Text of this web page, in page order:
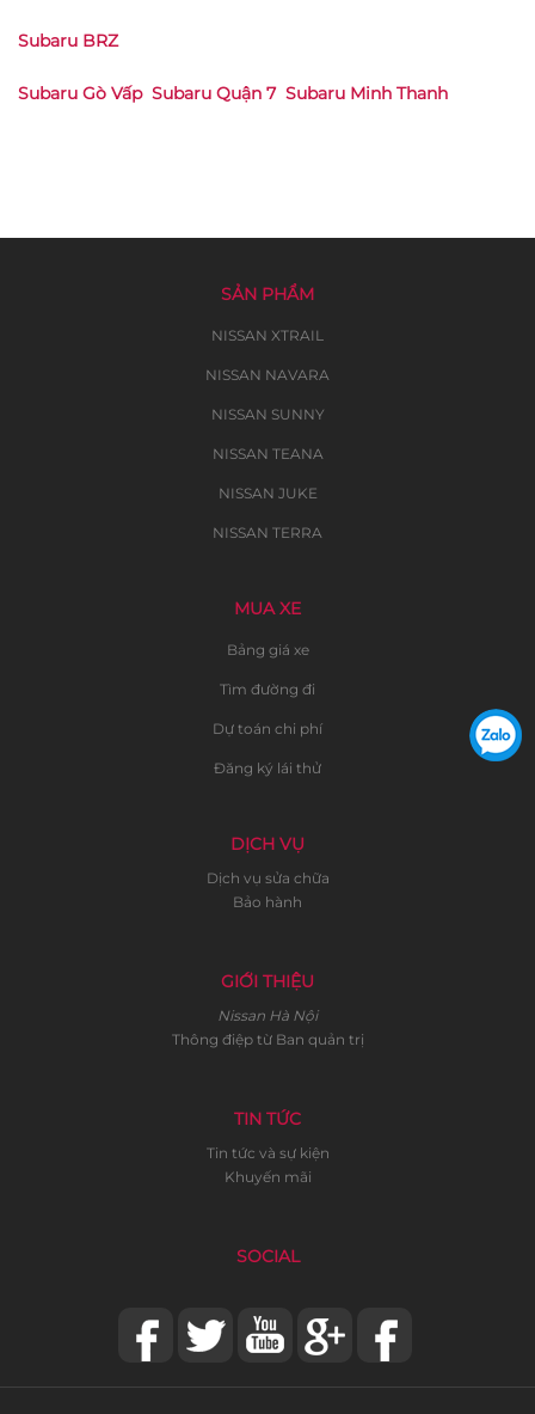
Subaru BRZ
Subaru Gò Vấp Subaru Quận 7 Subaru Minh Thanh
SẢN PHẨM
NISSAN XTRAIL
NISSAN NAVARA
NISSAN SUNNY
NISSAN TEANA
NISSAN JUKE
NISSAN TERRA
MUA XE
Bảng giá xe
Tìm đường đi
Dự toán chi phí
Đăng ký lái thử
DỊCH VỤ
Dịch vụ sửa chữa
Bảo hành
GIỚI THIỆU
Nissan Hà Nội
Thông điệp từ Ban quản trị
TIN TỨC
Tin tức và sự kiện
Khuyến mãi
SOCIAL